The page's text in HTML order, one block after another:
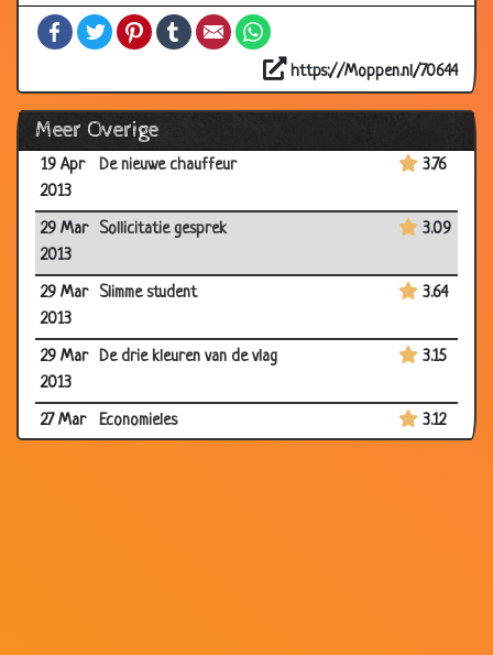
FacebookTwitterPinterestTumblrEmail
https://Moppen.nl/70644
Meer Overige
May
2013
2013
Watervoorziening in een legerkamp 3.69
19 Apr
2013
De nieuwe chauffeur 3.76
29 Mar
2013
Sollicitatie gesprek 3.09
29 Mar
2013
Slimme student 3.64
29 Mar
2013
De drie kleuren van de vlag 3.15
27 Mar
Economieles 3.12